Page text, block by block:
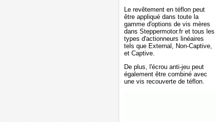
Le revêtement en téflon peut
être appliqué dans toute la
gamme d'options de vis mères
dans Steppermotor.fr et tous les
types d'actionneurs linéaires
tels que External, Non-Captive,
et Captive.
De plus, l'écrou anti-jeu peut
également être combiné avec
une vis recouverte de téflon.